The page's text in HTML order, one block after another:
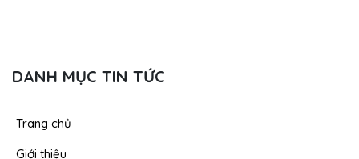
DANH MỤC TIN TỨC
Trang chủ
Giới thiệu